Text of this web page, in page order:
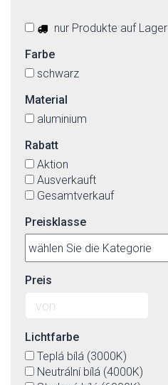
nur Produkte auf Lager
Farbe
schwarz
Material
aluminium
Rabatt
Aktion
Ausverkauft
Gesamtverkauf
Preisklasse
Preis
Lichtfarbe
Teplá bílá (3000K)
Neutrální bílá (4000K)